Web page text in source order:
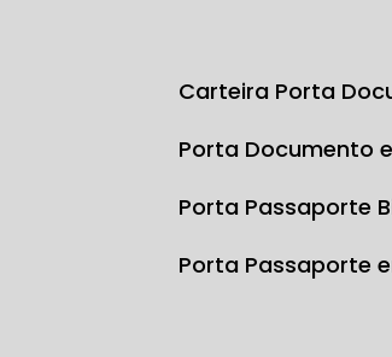
Carteira Porta
Porta Documento
Porta Passaporte
Porta Passaporte